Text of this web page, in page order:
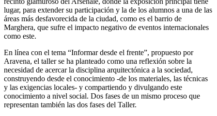
lugar, para extender su participación y la de los alumnos a una de las
áreas más desfavorecida de la ciudad, como es el barrio de
Marghera, que sufre el impacto negativo de eventos internacionales
como este.
En línea con el tema “Informar desde el frente”, propuesto por
Aravena, el taller se ha planteado como una reflexión sobre la
necesidad de acercar la disciplina arquitectónica a la sociedad,
construyendo desde el conocimiento -de los materiales, las técnicas
y las exigencias locales- y compartiendo y divulgando este
conocimiento a nivel social. Dos fases de un mismo proceso que
representan también las dos fases del Taller.